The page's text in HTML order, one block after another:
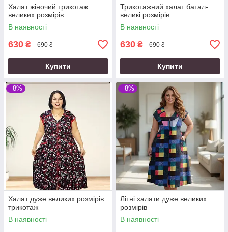
Халат жіночий трикотаж
великих розмірів
В наявності
630 ₴ 690 ₴
Купити
Трикотажний халат батал-
великі розмірів
В наявності
630 ₴ 690 ₴
Купити
–8%
Халат дуже великих розмірів
трикотаж
В наявності
–8%
Літні халати дуже великих
розмірів
В наявності